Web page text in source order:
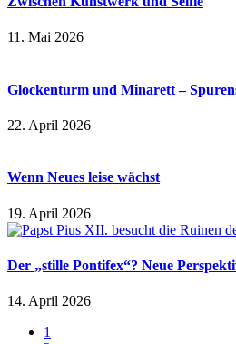
11. Mai 2026
Glockenturm und Minarett –
22. April 2026
Wenn Neues leise wächst
19. April 2026
Der „stille Pontifex“? Neue
14. April 2026
1